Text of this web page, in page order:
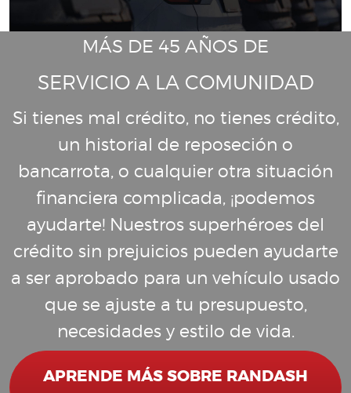
MÁS DE 45 AÑOS DE
SERVICIO A LA COMUNIDAD
Si tienes mal crédito, no tienes crédito,
un historial de reposeción o
bancarrota, o cualquier otra situación
financiera complicada, ¡podemos
ayudarte! Nuestros superhéroes del
crédito sin prejuicios pueden ayudarte
a ser aprobado para un vehículo usado
que se ajuste a tu presupuesto,
necesidades y estilo de vida.
APRENDE MÁS SOBRE RANDASH